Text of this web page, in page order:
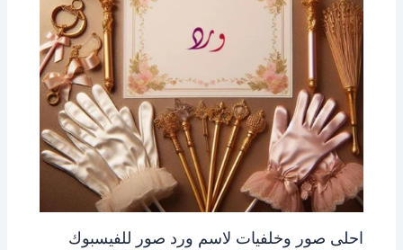
احلى صور وخلفيات لاسم ورد صور للفيسبوك